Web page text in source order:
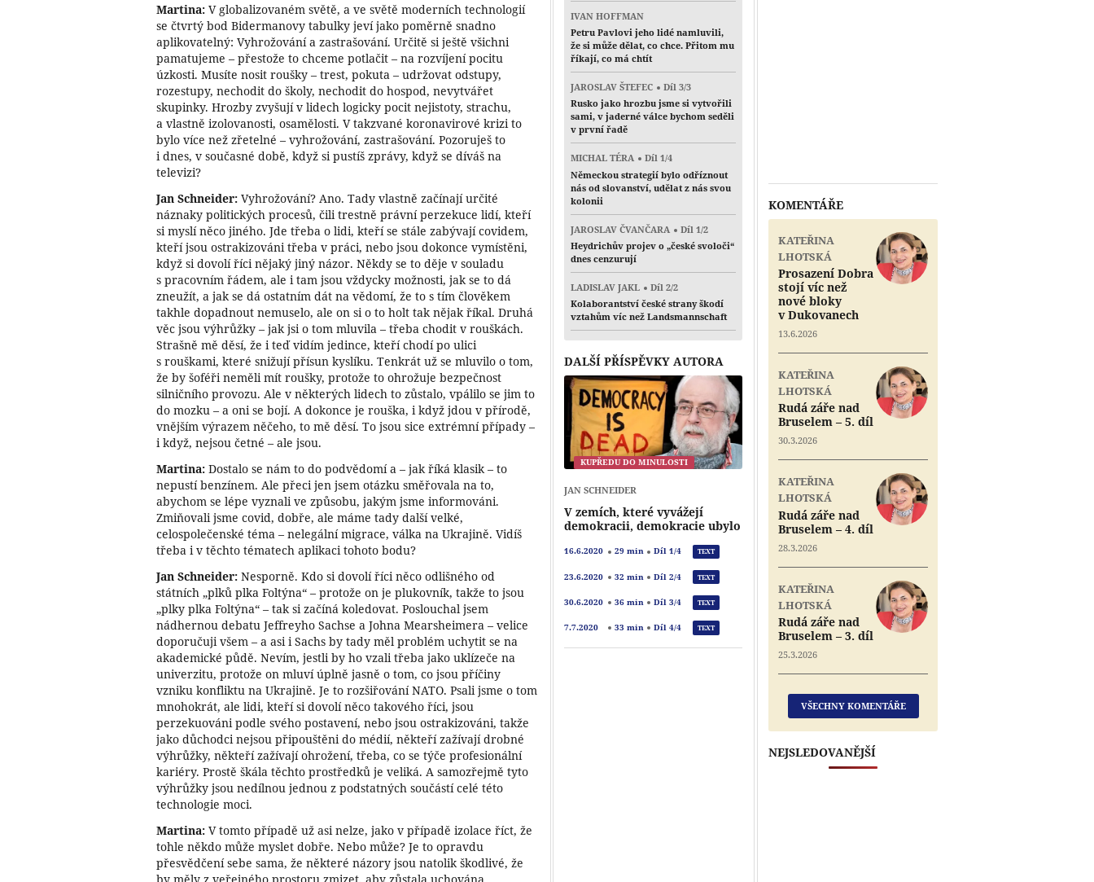
Martina: V globalizovaném světě, a ve světě moderních technologií
se čtvrtý bod Bidermanovy tabulky jeví jako poměrně snadno
aplikovatelný: Vyhrožování a zastrašování. Určitě si ještě všichni
pamatujeme – přestože to chceme potlačit – na rozvíjení pocitu
úzkosti. Musíte nosit roušky – trest, pokuta – udržovat odstupy,
rozestupy, nechodit do školy, nechodit do hospod, nevytvářet
skupinky. Hrozby zvyšují v lidech logicky pocit nejistoty, strachu,
a vlastně izolovanosti, osamělosti. V takzvané koronavirové krizi to
bylo více než zřetelné – vyhrožování, zastrašování. Pozoruješ to
i dnes, v současné době, když si pustíš zprávy, když se díváš na
televizi?
Jan Schneider: Vyhrožování? Ano. Tady vlastně začínají určité
náznaky politických procesů, čili trestně právní perzekuce lidí, kteří
si myslí něco jiného. Jde třeba o lidi, kteří se stále zabývají covidem,
kteří jsou ostrakizováni třeba v práci, nebo jsou dokonce vymístěni,
když si dovolí říci nějaký jiný názor. Někdy se to děje v souladu
s pracovním řádem, ale i tam jsou vždycky možnosti, jak se to dá
zneužít, a jak se dá ostatním dát na vědomí, že to s tím člověkem
takhle dopadnout nemuselo, ale on si o to holt tak nějak říkal. Druhá
věc jsou výhrůžky – jak jsi o tom mluvila – třeba chodit v rouškách.
Strašně mě děsí, že i teď vidím jedince, kteří chodí po ulici
s rouškami, které snižují přísun kyslíku. Tenkrát už se mluvilo o tom,
že by šoféři neměli mít roušky, protože to ohrožuje bezpečnost
silničního provozu. Ale v některých lidech to zůstalo, vpálilo se jim to
do mozku – a oni se bojí. A dokonce je rouška, i když jdou v přírodě,
vnějším výrazem něčeho, to mě děsí. To jsou sice extrémní případy –
i když, nejsou četné – ale jsou.
Martina: Dostalo se nám to do podvědomí a – jak říká klasik – to
nepustí benzínem. Ale přeci jen jsem otázku směřovala na to,
abychom se lépe vyznali ve způsobu, jakým jsme informováni.
Zmiňovali jsme covid, dobře, ale máme tady další velké,
celospolečenské téma – nelegální migrace, válka na Ukrajině. Vidíš
třeba i v těchto tématech aplikaci tohoto bodu?
Jan Schneider: Nesporně. Kdo si dovolí říci něco odlišného od
státních „plků plka Foltýna“ – protože on je plukovník, takže to jsou
„plky plka Foltýna“ – tak si začíná koledovat. Poslouchal jsem
nádhernou debatu Jeffreyho Sachse a Johna Mearsheimera – velice
doporučuji všem – a asi i Sachs by tady měl problém uchytit se na
akademické půdě. Nevím, jestli by ho vzali třeba jako uklízeče na
univerzitu, protože on mluví úplně jasně o tom, co jsou příčiny
vzniku konfliktu na Ukrajině. Je to rozšiřování NATO. Psali jsme o tom
mnohokrát, ale lidi, kteří si dovolí něco takového říci, jsou
perzekuováni podle svého postavení, nebo jsou ostrakizováni, takže
jako důchodci nejsou připouštěni do médií, někteří zažívají drobné
výhrůžky, někteří zažívají ohrožení, třeba, co se týče profesionální
kariéry. Prostě škála těchto prostředků je veliká. A samozřejmě tyto
výhrůžky jsou nedílnou jednou z podstatných součástí celé této
technologie moci.
Martina: V tomto případě už asi nelze, jako v případě izolace říct, že
tohle někdo může myslet dobře. Nebo může? Je to opravdu
přesvědčení sebe sama, že některé názory jsou natolik škodlivé, že
IVAN HOFFMAN
Petru Pavlovi jeho lidé namluvili,
že si může dělat, co chce. Přitom mu
říkají, co má chtít
JAROSLAV ŠTEFEC
Díl 3/3
Rusko jako hrozbu jsme si vytvořili
sami, v jaderné válce bychom seděli
v první řadě
MICHAL TÉRA
Díl 1/4
Německou strategií bylo odříznout
nás od slovanství, udělat z nás svou
kolonii
JAROSLAV ČVANČARA
Díl 1/2
Heydrichův projev o „české svoloči“
dnes cenzurují
LADISLAV JAKL
Díl 2/2
Kolaborantství české strany škodí
vztahům víc než Landsmannschaft
DALŠÍ PŘÍSPĚVKY AUTORA
KUPŘEDU DO MINULOSTI
JAN SCHNEIDER
V zemích, které vyvážejí
demokracii, demokracie ubylo
16.6.2020 29 min Díl 1/4 TEXT
23.6.2020 32 min Díl 2/4 TEXT
30.6.2020 36 min Díl 3/4 TEXT
7.7.2020 33 min Díl 4/4 TEXT
KOMENTÁŘE
KATEŘINA
LHOTSKÁ
Prosazení Dobra
stojí víc než
nové bloky
v Dukovanech
13.6.2026
KATEŘINA
LHOTSKÁ
Rudá záře nad
Bruselem – 5. díl
30.3.2026
KATEŘINA
LHOTSKÁ
Rudá záře nad
Bruselem – 4. díl
28.3.2026
KATEŘINA
LHOTSKÁ
Rudá záře nad
Bruselem – 3. díl
25.3.2026
VŠECHNY KOMENTÁŘE
NEJSLEDOVANĚJŠÍ